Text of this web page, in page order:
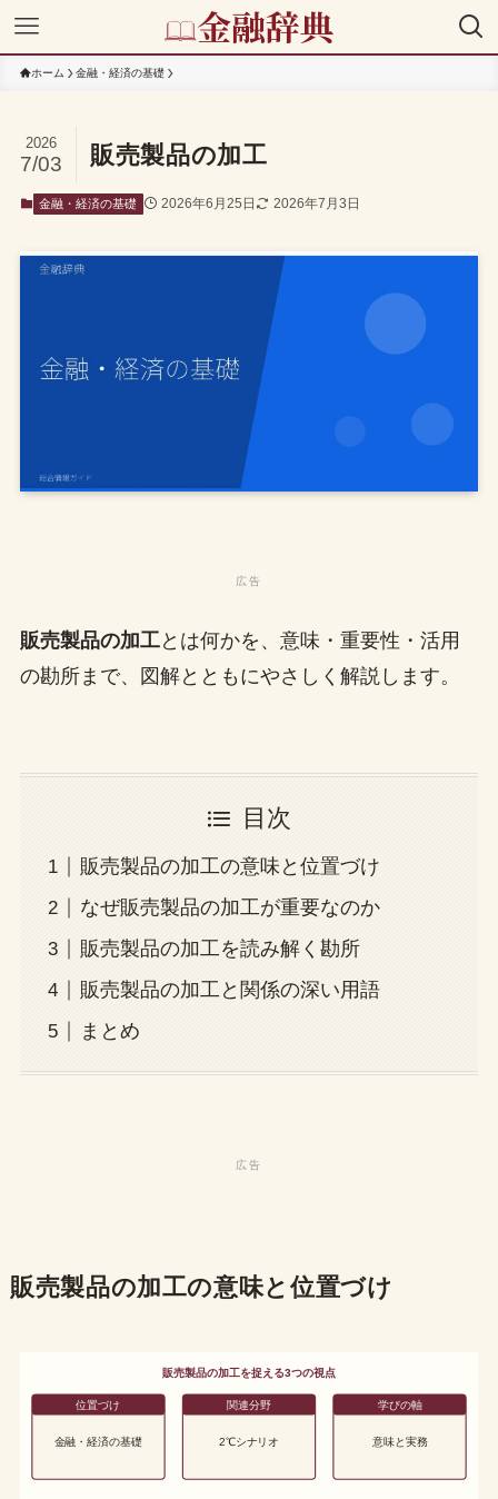
ホーム 金融・経済の基礎
販売製品の加工
2026
7/03
金融・経済の基礎 2026年6月25日 2026年7月3日
販売製品の加工とは何かを、意味・重要性・活用
の勘所まで、図解とともにやさしく解説します。
目次
販売製品の加工の意味と位置づけ
なぜ販売製品の加工が重要なのか
販売製品の加工を読み解く勘所
販売製品の加工と関係の深い用語
まとめ
販売製品の加工の意味と位置づけ
販売製品の加工を捉える3つの視点
位置づけ
金融・経済の基礎
関連分野
2℃シナリオ
学びの軸
意味と実務